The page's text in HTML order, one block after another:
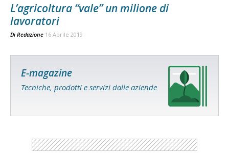
L’agricoltura “vale” un milione di
lavoratori
Di Redazione 16 Aprile 2019
E-magazine
Tecniche, prodotti e servizi dalle aziende